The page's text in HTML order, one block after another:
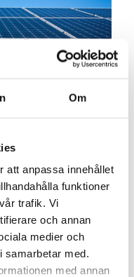
Om
att anpassa innehållet
funktioner
trafik. Vi
och annan
medier och
samarbetar med.
med annan
i
Allehanda
Eftersom ämnet